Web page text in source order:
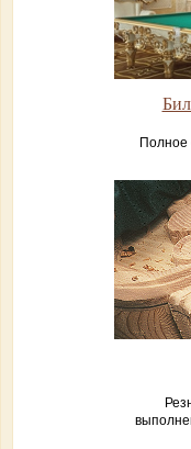
Полное